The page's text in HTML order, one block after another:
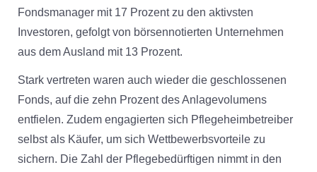
Fondsmanager mit 17 Prozent zu den aktivsten
Investoren, gefolgt von börsennotierten Unternehmen
aus dem Ausland mit 13 Prozent.
Stark vertreten waren auch wieder die geschlossenen
Fonds, auf die zehn Prozent des Anlagevolumens
entfielen. Zudem engagierten sich Pflegeheimbetreiber
selbst als Käufer, um sich Wettbewerbsvorteile zu
sichern. Die Zahl der Pflegebedürftigen nimmt in den